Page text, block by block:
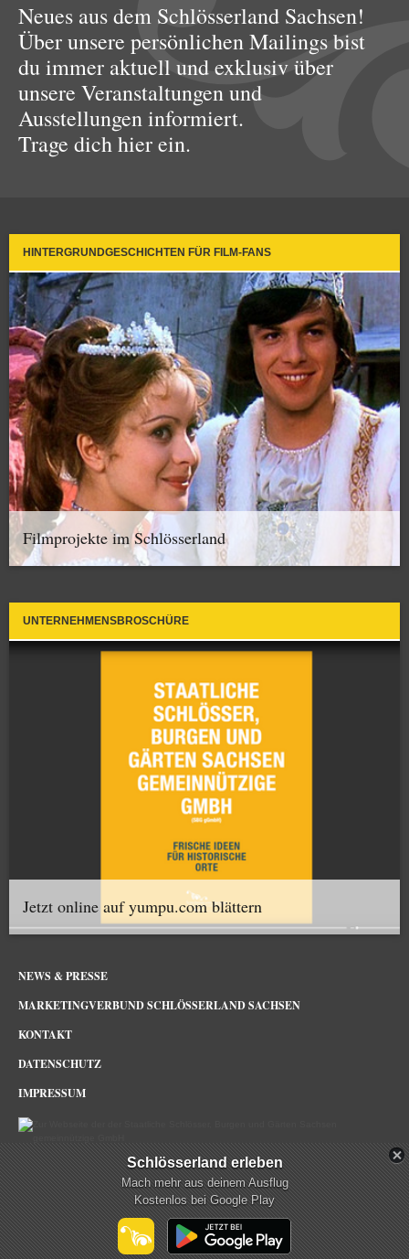
Neues aus dem Schlösserland Sachsen!
Über unsere persönlichen Mailings bist
du immer aktuell und exklusiv über
unsere Veranstaltungen und
Ausstellungen informiert.
Trage dich hier ein.
HINTERGRUNDGESCHICHTEN FÜR FILM-FANS
Filmprojekte im Schlösserland
UNTERNEHMENSBROSCHÜRE
Jetzt online auf yumpu.com blättern
NEWS & PRESSE
MARKETINGVERBUND SCHLÖSSERLAND SACHSEN
KONTAKT
DATENSCHUTZ
IMPRESSUM
Schlösserland Sachsen im Netz
Schlösserland erleben
Mach mehr aus deinem Ausflug
Kostenlos bei Google Play
mehr